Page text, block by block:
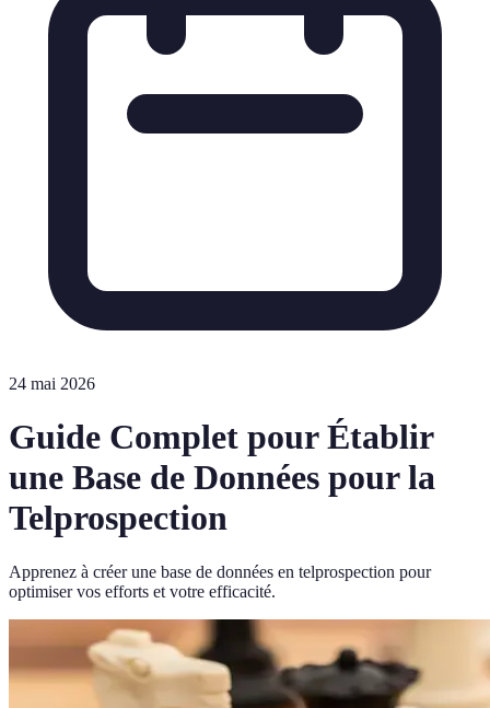
24 mai 2026
Guide Complet pour Établir
une Base de Données pour la
Telprospection
Apprenez à créer une base de données en telprospection pour
optimiser vos efforts et votre efficacité.